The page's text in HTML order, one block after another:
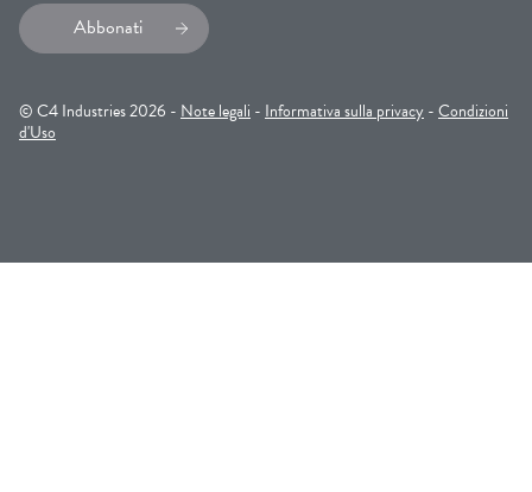
Abbonati
© C4 Industries 2026 -Note legali-Informativa sulla privacy-Condizioni
d'Uso